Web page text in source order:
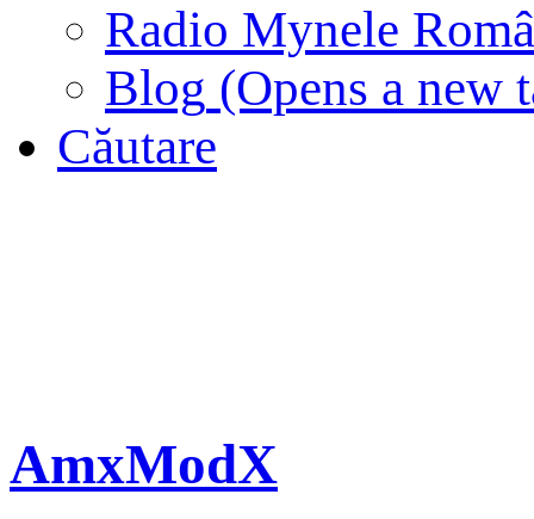
Radio Mynele
Blog (Opens a new
Căutare
AmxModX